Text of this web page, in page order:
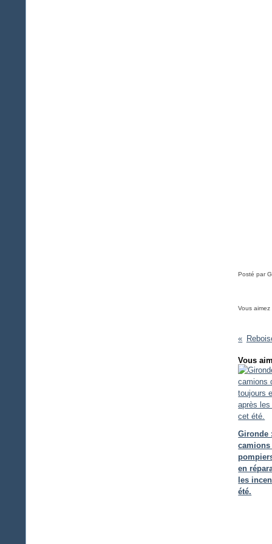
Posté par
Vous aimez
Vous
Gironde
camions
en
les
été.